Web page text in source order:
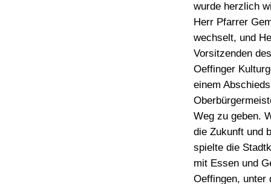
wurde herzlich
Herr Pfarrer
wechselt, und
Vorsitzenden
Oeffinger
einem
Weg zu geben.
die Zukunft und
spielte die
mit Essen und
Oeffingen, unter